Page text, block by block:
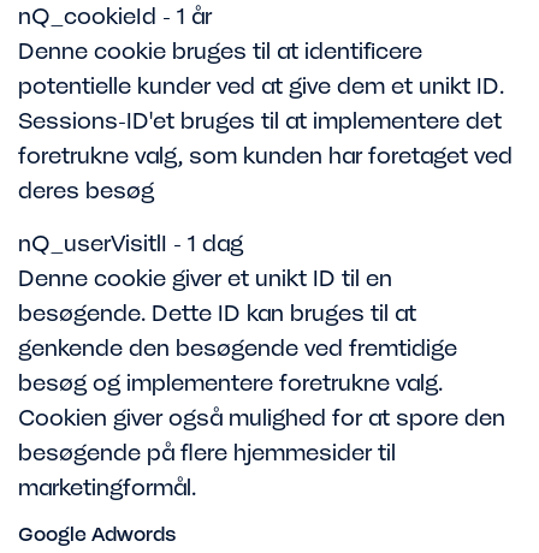
nQ_cookieId - 1 år
Denne cookie bruges til at identificere
potentielle kunder ved at give dem et unikt ID.
Sessions-ID'et bruges til at implementere det
foretrukne valg, som kunden har foretaget ved
deres besøg
nQ_userVisitlI - 1 dag
Denne cookie giver et unikt ID til en
besøgende. Dette ID kan bruges til at
genkende den besøgende ved fremtidige
besøg og implementere foretrukne valg.
Cookien giver også mulighed for at spore den
besøgende på flere hjemmesider til
marketingformål.
Google Adwords